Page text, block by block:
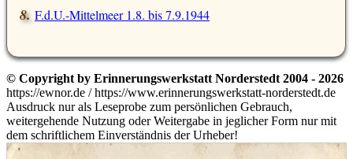
F.d.U.-Mittelmeer 1.8. bis 7.9.1944
© Copyright by Erinnerungswerkstatt Norderstedt 2004 - 2026
https://ewnor.de / https://www.erinnerungswerkstatt-norderstedt.de
Ausdruck nur als Leseprobe zum persönlichen Gebrauch,
weitergehende Nutzung oder Weitergabe in jeglicher Form nur mit
dem schriftlichem Einverständnis der Urheber!